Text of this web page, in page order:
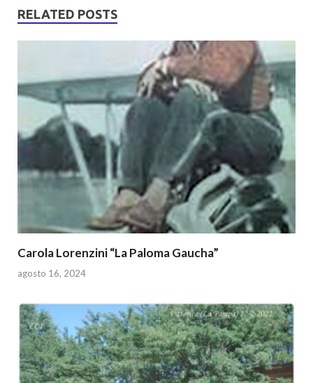
s
A
p
b
o
k
er
RELATED POSTS
Carola Lorenzini “La Paloma Gaucha”
agosto 16, 2024